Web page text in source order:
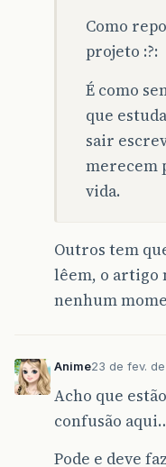
Como
projeto :?:
É como
que
sair
merecem
vida.
Outros tem
lêem, o artigo
nenhum
Anime23 de fev. de
Acho que
confusão
Pode e deve